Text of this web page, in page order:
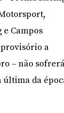
Campos
a
– não
última da